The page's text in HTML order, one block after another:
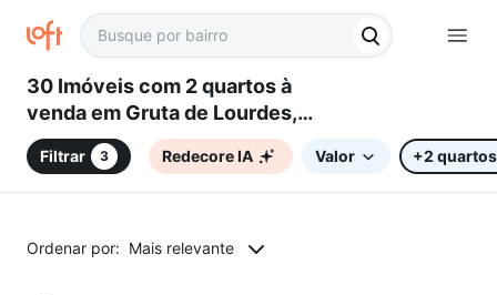
30 Imóveis com 2 quartos à
venda em Gruta de Lourdes,
Maceió, AL
Filtrar 3 Redecore IA Valor +2 quartos
Ordenar por: Mais relevante